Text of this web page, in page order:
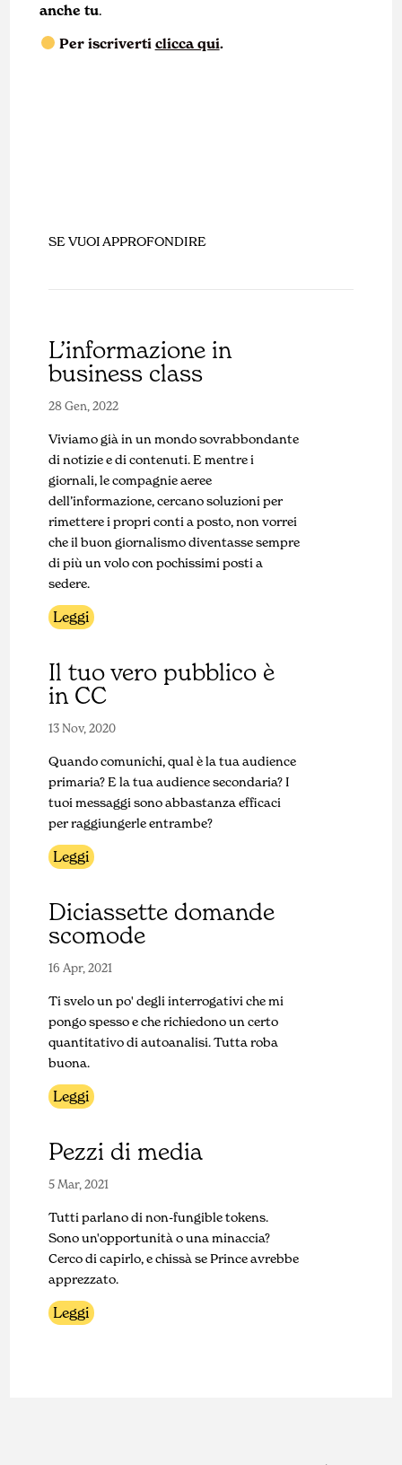
anche tu.
Per iscriverti clicca qui.
SE VUOI APPROFONDIRE
L’informazione in
business class
28 Gen, 2022
Viviamo già in un mondo sovrabbondante
di notizie e di contenuti. E mentre i
giornali, le compagnie aeree
dell’informazione, cercano soluzioni per
rimettere i propri conti a posto, non vorrei
che il buon giornalismo diventasse sempre
di più un volo con pochissimi posti a
sedere.
Leggi
Il tuo vero pubblico è
in CC
13 Nov, 2020
Quando comunichi, qual è la tua audience
primaria? E la tua audience secondaria? I
tuoi messaggi sono abbastanza efficaci
per raggiungerle entrambe?
Leggi
Diciassette domande
scomode
16 Apr, 2021
Ti svelo un po' degli interrogativi che mi
pongo spesso e che richiedono un certo
quantitativo di autoanalisi. Tutta roba
buona.
Leggi
Pezzi di media
5 Mar, 2021
Tutti parlano di non-fungible tokens.
Sono un'opportunità o una minaccia?
Cerco di capirlo, e chissà se Prince avrebbe
apprezzato.
Leggi